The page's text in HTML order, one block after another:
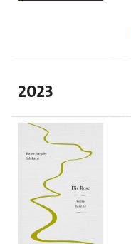
2023